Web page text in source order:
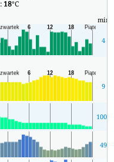
18°C
min
4
9
1004
49